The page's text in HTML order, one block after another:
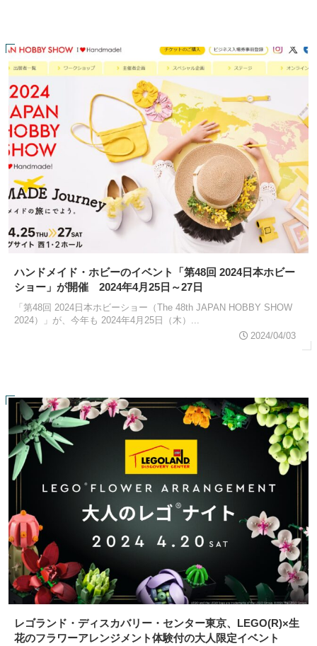
ハンドメイド・ホビーのイベント「第48回 2024日本ホビー
ショー」が開催 2024年4月25日～27日
「第48回 2024日本ホビーショー（The 48th JAPAN HOBBY SHOW
2024）」が、今年も 2024年4月25日（木）...
2024/04/03
レゴランド・ディスカバリー・センター東京、LEGO(R)×生
花のフラワーアレンジメント体験付の大人限定イベント